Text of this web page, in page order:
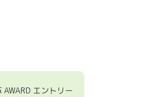
AWARD エントリー